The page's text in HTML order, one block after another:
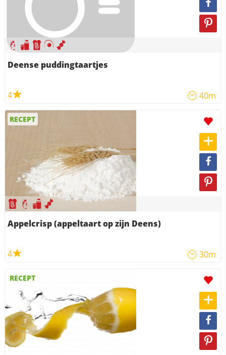
Deense puddingtaartjes
4 40m
RECEPT
Appelcrisp (appeltaart op zijn Deens)
4 30m
RECEPT